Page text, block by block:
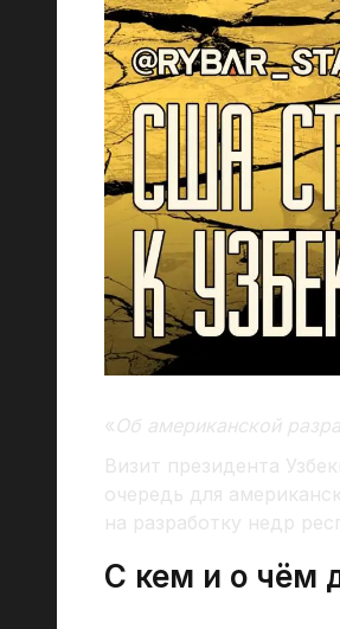
« Об американской
Визит президента
очередь для
на разработку недр
С кем и о чём